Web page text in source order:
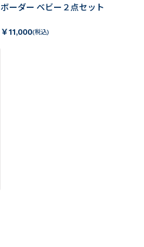
ボーダー ベビー２点セット
￥11,000(税込)